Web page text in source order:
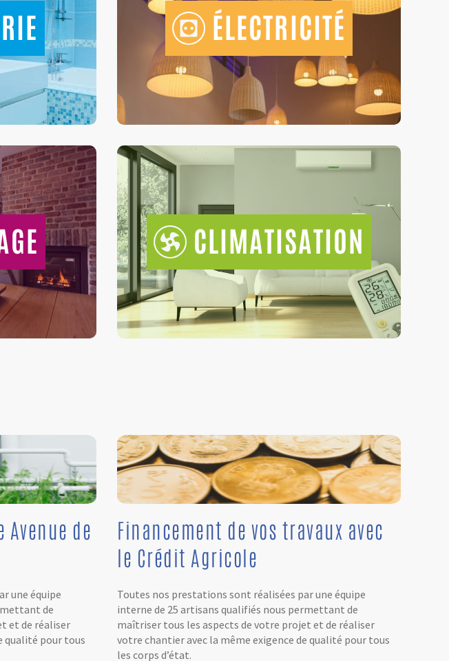
ÉLECTRICITÉ
CLIMATISATION
de
une équipe
de
et de réaliser
qualité pour tous
Financement de vos travaux avec
le Crédit Agricole
Toutes nos prestations sont réalisées par une équipe
interne de 25 artisans qualifiés nous permettant de
maîtriser tous les aspects de votre projet et de réaliser
votre chantier avec la même exigence de qualité pour tous
les corps d’état.